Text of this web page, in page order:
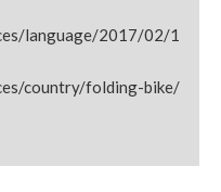
language/2017/02/1
country/folding-bike/